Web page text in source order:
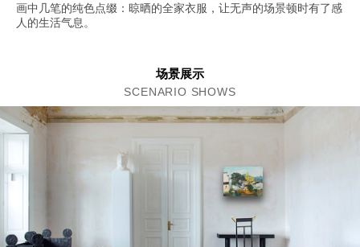
画中几笔的纯色点缀：晾晒的全家衣服，让无声的场景顿时有了感
人的生活气息。
场景展示
SCENARIO SHOWS